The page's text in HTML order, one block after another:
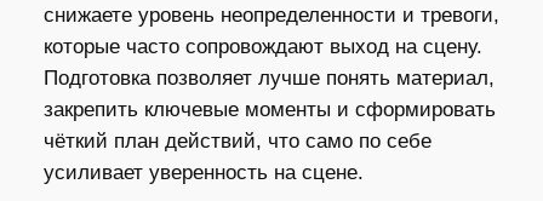
снижаете уровень неопределенности и тревоги,
которые часто сопровождают выход на сцену.
Подготовка позволяет лучше понять материал,
закрепить ключевые моменты и сформировать
чёткий план действий, что само по себе
усиливает уверенность на сцене.